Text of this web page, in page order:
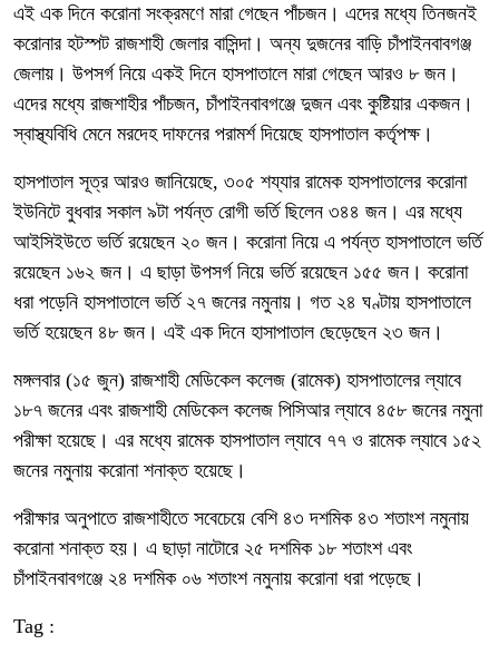
এই এক দিনে করোনা সংক্রমণে মারা গেছেন পাঁচজন। এদের মধ্যে তিনজনই
করোনার হটস্পট রাজশাহী জেলার বাসিন্দা। অন্য দুজনের বাড়ি চাঁপাইনবাবগঞ্জ
জেলায়। উপসর্গ নিয়ে একই দিনে হাসপাতালে মারা গেছেন আরও ৮ জন।
এদের মধ্যে রাজশাহীর পাঁচজন, চাঁপাইনবাবগঞ্জে দুজন এবং কুষ্টিয়ার একজন।
স্বাস্থ্যবিধি মেনে মরদেহ দাফনের পরামর্শ দিয়েছে হাসপাতাল কর্তৃপক্ষ।
হাসপাতাল সূত্র আরও জানিয়েছে, ৩০৫ শয্যার রামেক হাসপাতালের করোনা
ইউনিটে বুধবার সকাল ৯টা পর্যন্ত রোগী ভর্তি ছিলেন ৩৪৪ জন। এর মধ্যে
আইসিইউতে ভর্তি রয়েছেন ২০ জন। করোনা নিয়ে এ পর্যন্ত হাসপাতালে ভর্তি
রয়েছেন ১৬২ জন। এ ছাড়া উপসর্গ নিয়ে ভর্তি রয়েছেন ১৫৫ জন। করোনা
ধরা পড়েনি হাসপাতালে ভর্তি ২৭ জনের নমুনায়। গত ২৪ ঘণ্টায় হাসপাতালে
ভর্তি হয়েছেন ৪৮ জন। এই এক দিনে হাসাপাতাল ছেড়েছেন ২৩ জন।
মঙ্গলবার (১৫ জুন) রাজশাহী মেডিকেল কলেজ (রামেক) হাসপাতালের ল্যাবে
১৮৭ জনের এবং রাজশাহী মেডিকেল কলেজ পিসিআর ল্যাবে ৪৫৮ জনের নমুনা
পরীক্ষা হয়েছে। এর মধ্যে রামেক হাসপাতাল ল্যাবে ৭৭ ও রামেক ল্যাবে ১৫২
জনের নমুনায় করোনা শনাক্ত হয়েছে।
পরীক্ষার অনুপাতে রাজশাহীতে সবেচেয়ে বেশি ৪৩ দশমিক ৪৩ শতাংশ নমুনায়
করোনা শনাক্ত হয়। এ ছাড়া নাটোরে ২৫ দশমিক ১৮ শতাংশ এবং
চাঁপাইনবাবগঞ্জে ২৪ দশমিক ০৬ শতাংশ নমুনায় করোনা ধরা পড়েছে।
Tag :